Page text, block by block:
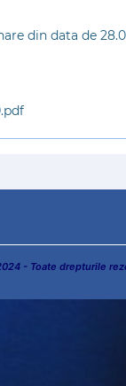
din data de
- Toate drepturile